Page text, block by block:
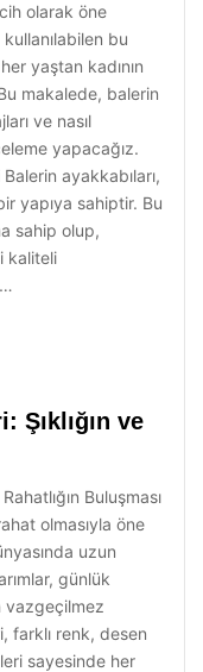
olarak öne
bu
yaştan kadının
makalede, balerin
ve nasıl
yapacağız.
ayakkabıları,
yapıya sahiptir. Bu
sahip olup,
kaliteli
Şıklığın ve
Buluşması
olmasıyla öne
uzun
günlük
vazgeçilmez
farklı renk, desen
sayesinde her